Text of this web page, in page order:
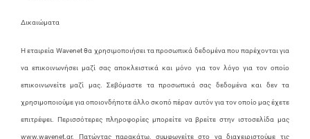
Δικαιώματα
Η εταιρεία Wavenet θα χρησιμοποιήσει τα προσωπικά δεδομένα που παρέχονται για
να επικοινωνήσει μαζί σας αποκλειστικά και μόνο για τον λόγο για τον οποίο
επικοινωνείτε μαζί μας. Σεβόμαστε τα προσωπικά σας δεδομένα και δεν τα
χρησιμοποιούμε για οποιονδήποτε άλλο σκοπό πέραν αυτόν για τον οποίο μας έχετε
επιτρέψει. Περισσότερες πληροφορίες μπορείτε να βρείτε στην ιστοσελίδα μας
www.wavenet.gr. Πατώντας παρακάτω, συμφωνείτε στο να διαχειριστούμε τις